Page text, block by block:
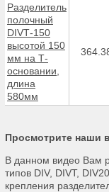
Разделитель
полочный
DIVТ-150
высотой 150
мм на Т-
основании,
длина
580мм
Просмотрите наши
В данном видео Вам
типов DIV, DIVТ,
крепления